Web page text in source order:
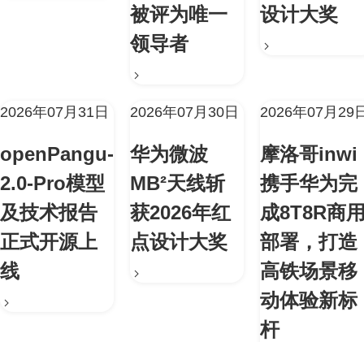
被评为唯一
领导者
设计大奖
2026年07月31日
openPangu-
2.0-Pro模型
及技术报告
正式开源上
线
2026年07月30日
华为微波
MB²天线斩
获2026年红
点设计大奖
2026年07月29
摩洛哥inwi
携手华为完
成8T8R商
部署，打造
高铁场景移
动体验新标
杆